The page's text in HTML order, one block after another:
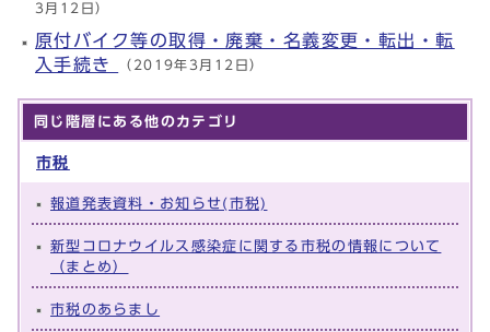
3月12日）
原付バイク等の取得・廃棄・名義変更・転出・転
入手続き （2019年3月12日）
同じ階層にある他のカテゴリ
市税
報道発表資料・お知らせ(市税)
新型コロナウイルス感染症に関する市税の情報について
（まとめ）
市税のあらまし